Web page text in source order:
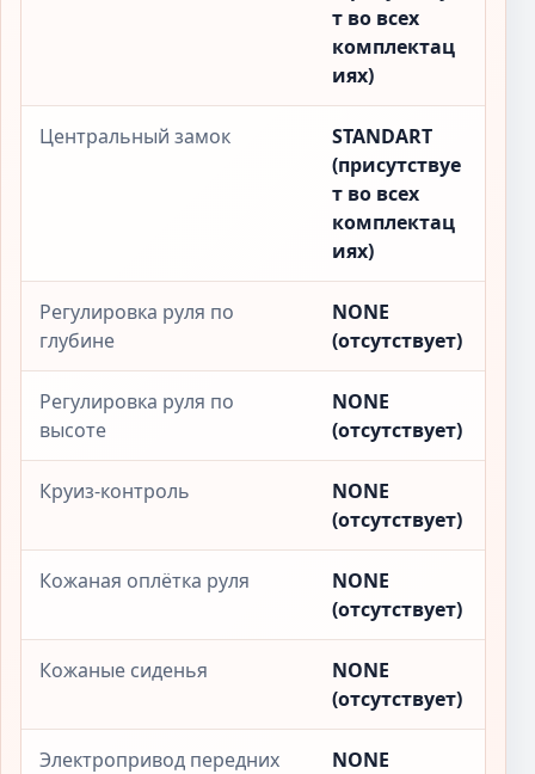
т во всех
комплектац
иях)
Центральный замок
STANDART
(присутствуе
т во всех
комплектац
иях)
Регулировка руля по
глубине
NONE
(отсутствует)
Регулировка руля по
высоте
NONE
(отсутствует)
Круиз-контроль
NONE
(отсутствует)
Кожаная оплётка руля
NONE
(отсутствует)
Кожаные сиденья
NONE
(отсутствует)
Электропривод передних
NONE